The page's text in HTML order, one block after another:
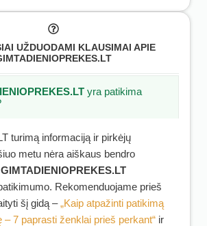
UŽDUODAMI KLAUSIMAI APIE
yra patikima
turimą informaciją ir pirkėjų
metu nėra aiškaus bendro
GIMTADIENIOPREKES.LT
Rekomenduojame prieš
šį gidą –„Kaip atpažinti patikimą
– 7 paprasti ženklai prieš perkant“ ir